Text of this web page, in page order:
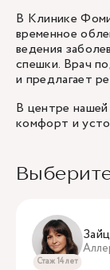
В Клинике
временное
ведения
спешки. Врач
и предлагает
В центре
комфорт и
Стаж 14 лет